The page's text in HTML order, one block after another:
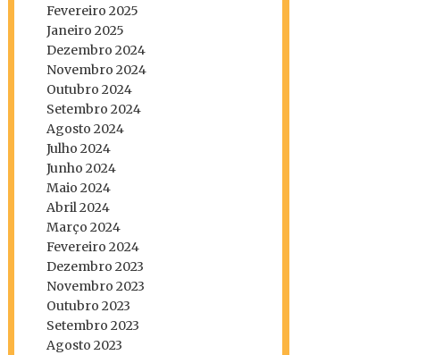
Fevereiro 2025
Janeiro 2025
Dezembro 2024
Novembro 2024
Outubro 2024
Setembro 2024
Agosto 2024
Julho 2024
Junho 2024
Maio 2024
Abril 2024
Março 2024
Fevereiro 2024
Dezembro 2023
Novembro 2023
Outubro 2023
Setembro 2023
Agosto 2023